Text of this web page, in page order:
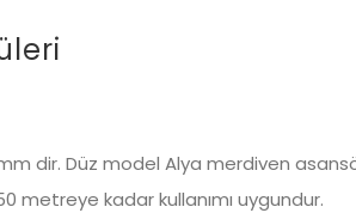
dir. Düz model Alya merdiven
metreye kadar kullanımı uygundur.